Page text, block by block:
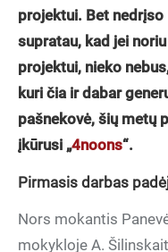
projektui. Bet nedrįso
supratau, kad jei
projektui, nieko
kuri čia ir dabar
pašnekovė, šių metų
įkūrusi „4noons“.
Pirmasis darbas
Nors mokantis
mokykloje A.